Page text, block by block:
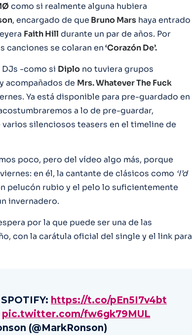
como si realmente alguna hubiera
, encargado de que Bruno Mars haya entrado
Faith Hill durante un par de años. Por
canciones se colaran en‘Corazón De’.
DJs -como si Diplo no tuviera grupos
acompañados de Mrs. Whatever The Fuck
Ya está disponible para pre-guardado en
a lo de pre-guardar,
varios silenciosos teasers en el timeline de
poco, pero del vídeo algo más, porque
en él, la cantante de clásicos como ‘I’d
pelucón rubio y el pelo lo suficientemente
invernadero.
por la que puede ser una de las
con la carátula oficial del single y el link para
https://t.co/pEn5I7v4bt
pic.twitter.com/fw6gk79MUL
(@MarkRonson)